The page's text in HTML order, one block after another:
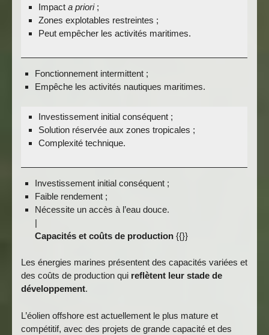
Impact a priori;
Zones explotables restreintes ;
Peut empêcher les activités maritimes.
Fonctionnement intermittent ;
Empêche les activités nautiques maritimes.
Investissement initial conséquent ;
Solution réservée aux zones tropicales ;
Complexité technique.
Investissement initial conséquent ;
Faible rendement ;
Nécessite un accès à l’eau douce.
|
Capacités et coûts de production {{}}
Les énergies marines présentent des capacités variées et
des coûts de production qui reflètent leur stade de
développement.
L’éolien offshore est actuellement le plus mature et
compétitif, avec des projets de grande capacité et des